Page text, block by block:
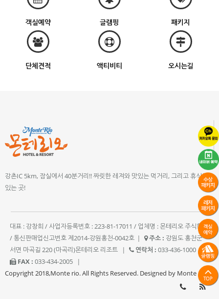
객실예약 글램핑 패키지
단체견적 액티비티 오시는길
강촌IC 5km, 잠실에서 40분거리!! 짜릿한 레져와 맛있는 먹거리, 그리고 휴식이
있는 곳!
대표 : 강창희 / 사업자등록번호 : 223-81-17011 / 업체명 : 몬테리오 주식회사
/ 통신판매업신고번호 제2014-강원홍천-0042호 | 주소 : 강원도 홍천군
서면 마곡길 220 (마곡리)몬테리오 리조트
| 연락처 : 033-436-1000
|
FAX : 033-434-2005
|
Copyright 2018,Monte rio. All Rights Reserved. Designed by Monte rio.